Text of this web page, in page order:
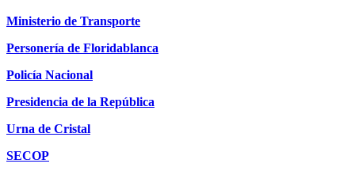
Ministerio de Transporte
Personería de Floridablanca
Policía Nacional
Presidencia de la República
Urna de Cristal
SECOP